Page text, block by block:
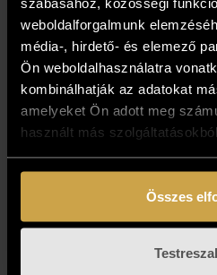
weboldalforgalmunk
média-, hirdető- és elemező
Ön weboldalhasználatra
kombinálhatják az adatokat
amelyeket Ön adott meg
használt más
Összes
Cakó Ferenc
239